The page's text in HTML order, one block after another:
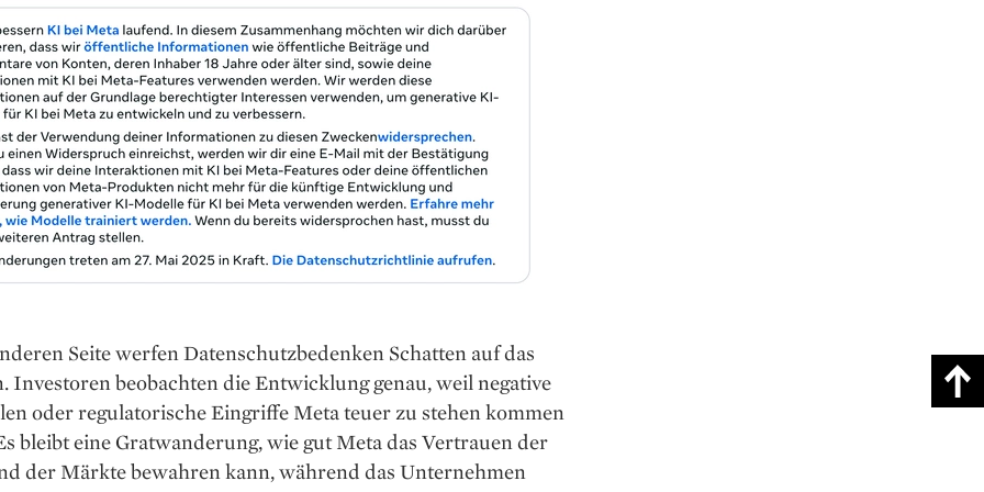
Seite werfen Datenschutzbedenken Schatten auf das
Investoren beobachten die Entwicklung genau, weil negative
oder regulatorische Eingriffe Meta teuer zu stehen kommen
bleibt eine Gratwanderung, wie gut Meta das Vertrauen der
der Märkte bewahren kann, während das Unternehmen